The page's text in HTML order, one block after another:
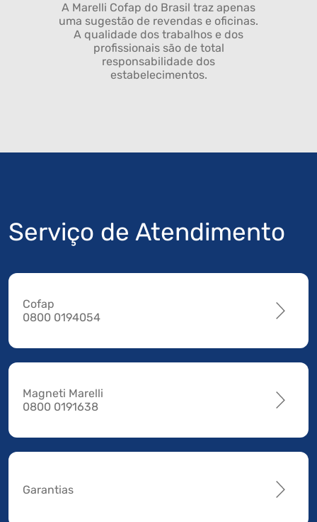
A Marelli Cofap do Brasil traz apenas
uma sugestão de revendas e oficinas.
A qualidade dos trabalhos e dos
profissionais são de total
responsabilidade dos
estabelecimentos.
Serviço de Atendimento
Cofap
0800 0194054
Magneti Marelli
0800 0191638
Garantias